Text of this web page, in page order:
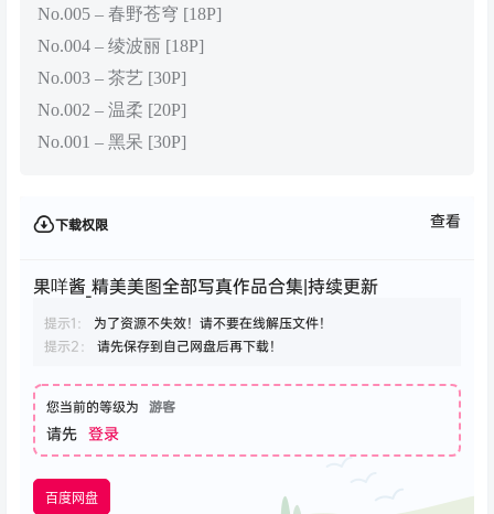
No.005 – 春野苍穹 [18P]
No.004 – 绫波丽 [18P]
No.003 – 茶艺 [30P]
No.002 – 温柔 [20P]
No.001 – 黑呆 [30P]
下载权限 查看
果咩酱_精美美图全部写真作品合集|持续更新
提示1：
为了资源不失效！请不要在线解压文件！
提示2：
请先保存到自己网盘后再下载！
您当前的等级为 游客
请先 登录
百度网盘